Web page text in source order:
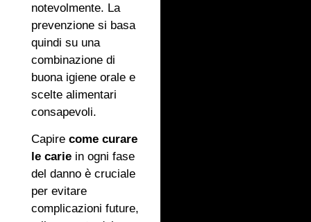
notevolmente. La
prevenzione si basa
quindi su una
combinazione di
buona igiene orale e
scelte alimentari
consapevoli.
Capirecome curare
le carie in ogni fase
del danno è cruciale
per evitare
complicazioni future,